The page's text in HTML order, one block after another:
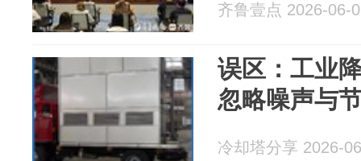
齐鲁壹点 2026-06-
误区：工业
忽略噪声与
冷却塔分享 2026-